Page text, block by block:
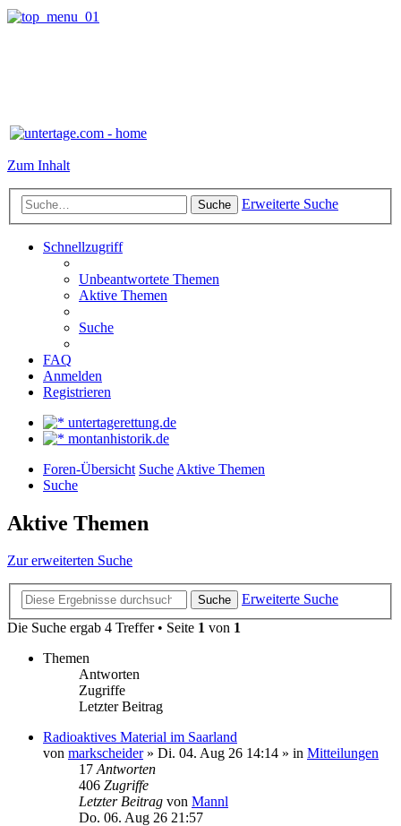
Zum Inhalt
Suche Erweiterte Suche
Schnellzugriff
Unbeantwortete Themen
Aktive Themen
Suche
FAQ
Anmelden
Registrieren
untertagerettung.de
montanhistorik.de
Foren-Übersicht Suche Aktive Themen
Suche
Aktive Themen
Zur erweiterten Suche
Suche
Erweiterte Suche
Die Suche ergab 4 Treffer • Seite 1 von 1
Themen
Antworten
Zugriffe
Letzter Beitrag
Radioaktives Material im Saarland
von markscheider» Di. 04. Aug 26 14:14 » in Mitteilungen
17 Antworten
406 Zugriffe
Letzter Beitrag von Mannl
Do. 06. Aug 26 21:57